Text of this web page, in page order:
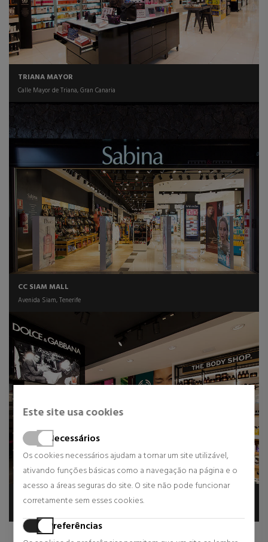
Este site usa cookies
Necessários
Os cookies necessários ajudam a tornar um site utilizável,
ativando funções básicas como a navegação na página e o
acesso a áreas seguras do site. O site não pode funcionar
corretamente sem esses cookies.
Preferências
TRIANA MAYOR
Calle Mayor de Triana, Gran Canaria
CC SIAM MALL
Avenida Siam, Tenerife
THE DUKE SHOPS